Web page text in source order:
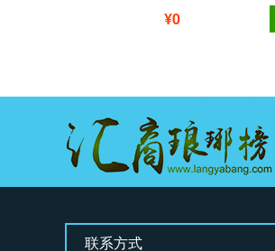
¥0
联系方式